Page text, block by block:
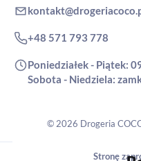
+48 571 793 778
Poniedziałek - Piątek:
Sobota - Niedziela:
© 2026 Drogeria
Stronę